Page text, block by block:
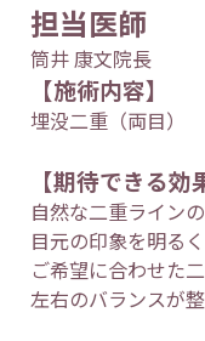
担当医師
筒井 康文院長
【施術内容】
埋没二重（両目）
【期待できる効
自然な二重ライン
目元の印象を明る
ご希望に合わせた
左右のバランスが